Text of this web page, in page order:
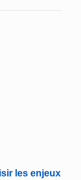
les enjeux